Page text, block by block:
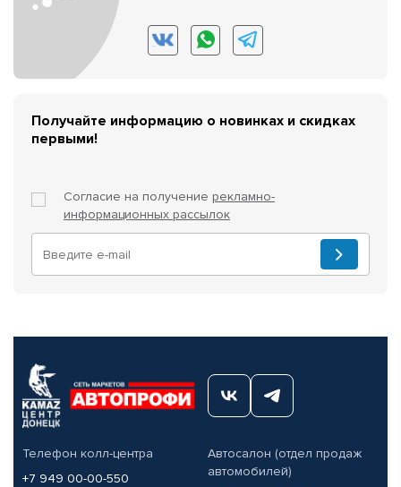
Получайте информацию о новинках и скидках
первыми!
Согласие на получение рекламно-
информационных рассылок
Телефон колл-центра
+7 949 00-00-550
Автосалон (отдел продаж
автомобилей)